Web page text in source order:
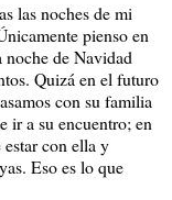
las noches de mi
pienso en
noche de Navidad
Quizá en el futuro
con su familia
ir a su encuentro; en
estar con ella y
Eso es lo que